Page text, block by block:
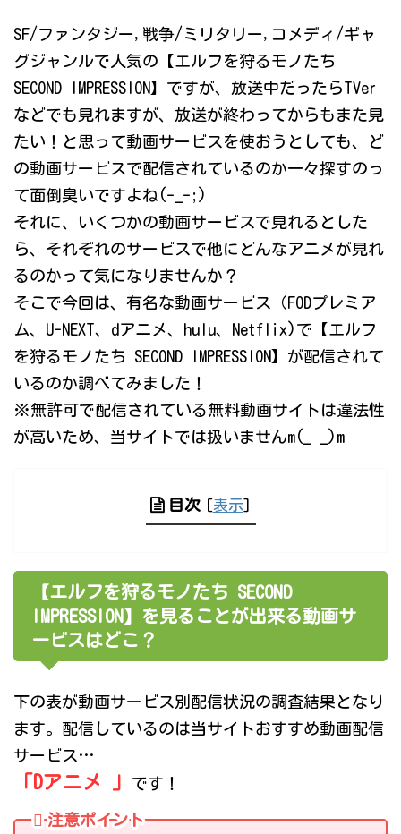
SF/ファンタジー,戦争/ミリタリー,コメディ/ギャ
グジャンルで人気の【エルフを狩るモノたち
SECOND IMPRESSION】ですが、放送中だったらTVer
などでも見れますが、放送が終わってからもまた見
たい！と思って動画サービスを使おうとしても、ど
の動画サービスで配信されているのか一々探すのっ
て面倒臭いですよね(-_-;)
それに、いくつかの動画サービスで見れるとした
ら、それぞれのサービスで他にどんなアニメが見れ
るのかって気になりませんか？
そこで今回は、有名な動画サービス（FODプレミア
ム、U-NEXT、dアニメ、hulu、Netflix)で【エルフ
を狩るモノたち SECOND IMPRESSION】が配信されて
いるのか調べてみました！
※無許可で配信されている無料動画サイトは違法性
が高いため、当サイトでは扱いませんm(_ _)m
目次 [表示]
【エルフを狩るモノたち SECOND
IMPRESSION】を見ることが出来る動画サ
ービスはどこ？
下の表が動画サービス別配信状況の調査結果となり
ます。配信しているのは当サイトおすすめ動画配信
サービス…
「Dアニメ 」 です！
注意ポイント